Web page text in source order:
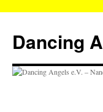
springen
Dancing